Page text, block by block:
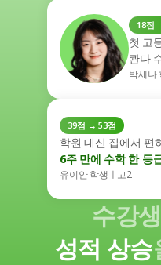
18점
첫 고
콴다
박세나
39점 → 53점
학원 대신 집에서 편
6주 만에 수학 한 등
유이안 학생ㅣ고2
수강
성적 상승